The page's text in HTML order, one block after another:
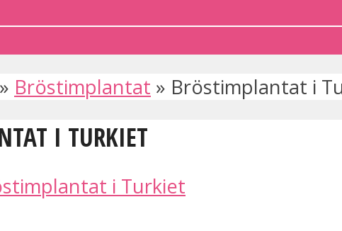
» Bröstimplantat » Bröstimplantat i
I TURKIET
i Turkiet